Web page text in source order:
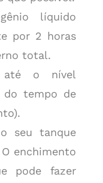
líquido
por 2 horas
total.
até o nível
do tempo de
seu tanque
enchimento
pode fazer